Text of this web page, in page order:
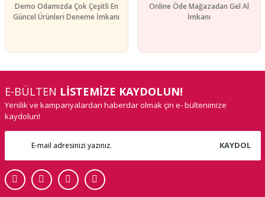
Demo Odamızda Çok Çeşitli En
Güncel Ürünleri Deneme İmkanı
Online Öde Mağazadan Gel Al
İmkanı
E-BÜLTEN LİSTEMİZE KAYDOLUN!
Yenilik ve kampanyalardan haberdar olmak çin e- bültenimize
kaydolun!
KAYDOL